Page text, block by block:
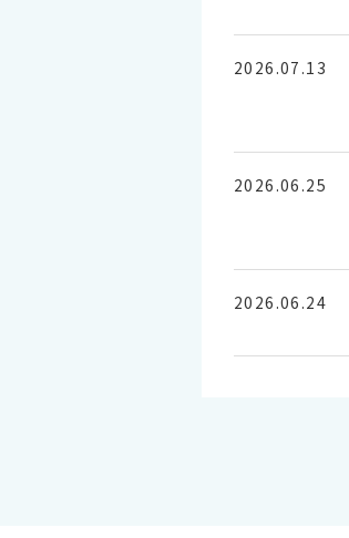
2026.07.13
2026.06.25
2026.06.24